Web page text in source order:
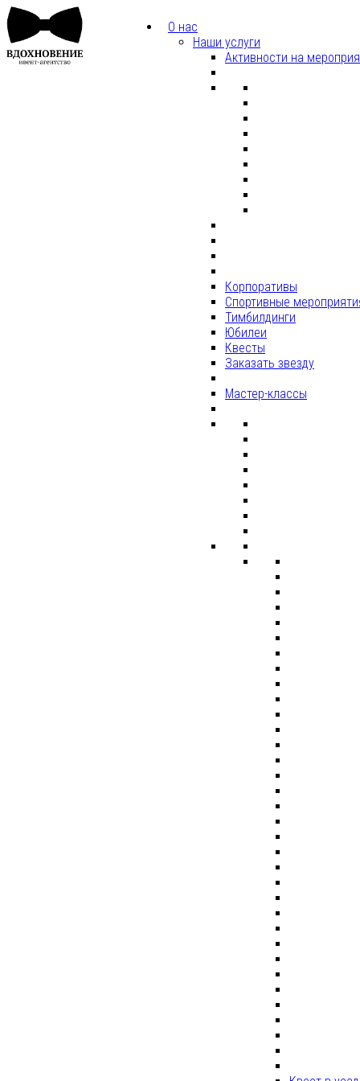
О нас
Наши услуги
Активности на
Корпоративы
Спортивные
Тимбилдинги
Юбилеи
Квесты
Заказать звезду
Мастер-классы